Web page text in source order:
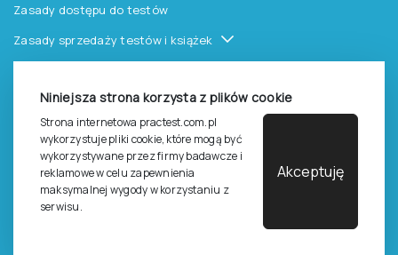
Niniejsza strona korzysta z plików cookie
Strona internetowa practest.com.pl
wykorzystuje pliki cookie, które mogą być
wykorzystywane przez firmy badawcze i
reklamowe w celu zapewnienia
maksymalnej wygody w korzystaniu z
serwisu.
Akceptuję
Zasady dostępu do testów
Zasady sprzedaży testów i książek
Cennik i katalog
Zasady zapisów na szkolenia
Dla studentów i doktorantów
Epsilon dla studentów i pracowników naukowych uczelni